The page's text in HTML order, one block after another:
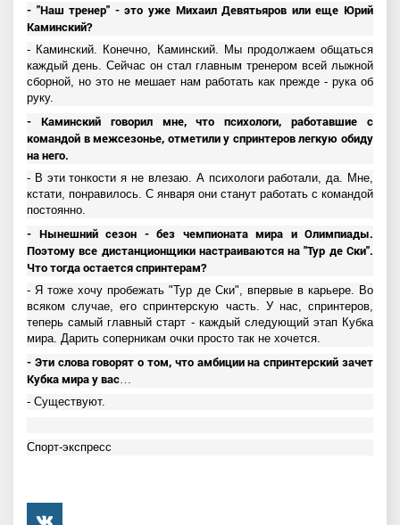
- "Наш тренер" - это уже Михаил Девятьяров или еще Юрий
Каминский?
- Каминский. Конечно, Каминский. Мы продолжаем общаться
каждый день. Сейчас он стал главным тренером всей лыжной
сборной, но это не мешает нам работать как прежде - рука об
руку.
- Каминский говорил мне, что психологи, работавшие с
командой в межсезонье, отметили у спринтеров легкую обиду
на него.
- В эти тонкости я не влезаю. А психологи работали, да. Мне,
кстати, понравилось. С января они станут работать с командой
постоянно.
- Нынешний сезон - без чемпионата мира и Олимпиады.
Поэтому все дистанционщики настраиваются на "Тур де Ски".
Что тогда остается спринтерам?
- Я тоже хочу пробежать "Тур де Ски", впервые в карьере. Во
всяком случае, его спринтерскую часть. У нас, спринтеров,
теперь самый главный старт - каждый следующий этап Кубка
мира. Дарить соперникам очки просто так не хочется.
- Эти слова говорят о том, что амбиции на спринтерский зачет
Кубка мира у вас…
- Существуют.
Спорт-экспресс
���������